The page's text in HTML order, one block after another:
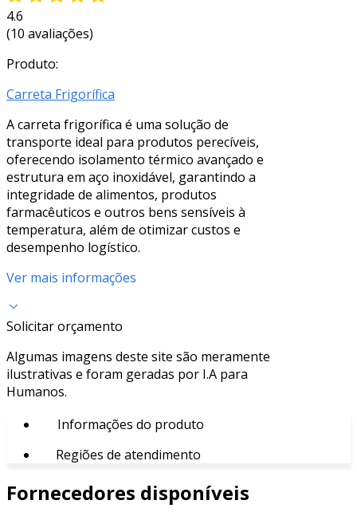
4.6
(10 avaliações)
Produto:
Carreta Frigorífica
A carreta frigorífica é uma solução de
transporte ideal para produtos perecíveis,
oferecendo isolamento térmico avançado e
estrutura em aço inoxidável, garantindo a
integridade de alimentos, produtos
farmacêuticos e outros bens sensíveis à
temperatura, além de otimizar custos e
desempenho logístico.
Ver mais informações
Solicitar orçamento
Algumas imagens deste site são meramente
ilustrativas e foram geradas por I.A para
Humanos.
Informações do produto
Regiões de atendimento
Fornecedores disponíveis